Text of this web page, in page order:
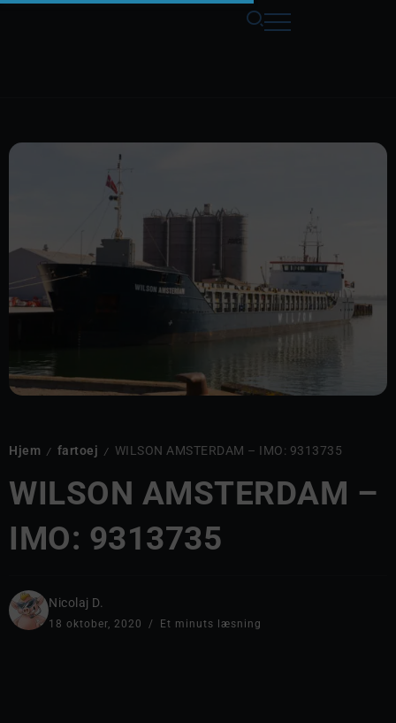
Hjem / fartoej / WILSON AMSTERDAM – IMO: 9313735
WILSON AMSTERDAM –
IMO: 9313735
Nicolaj D.
18 oktober, 2020 Et minuts læsning